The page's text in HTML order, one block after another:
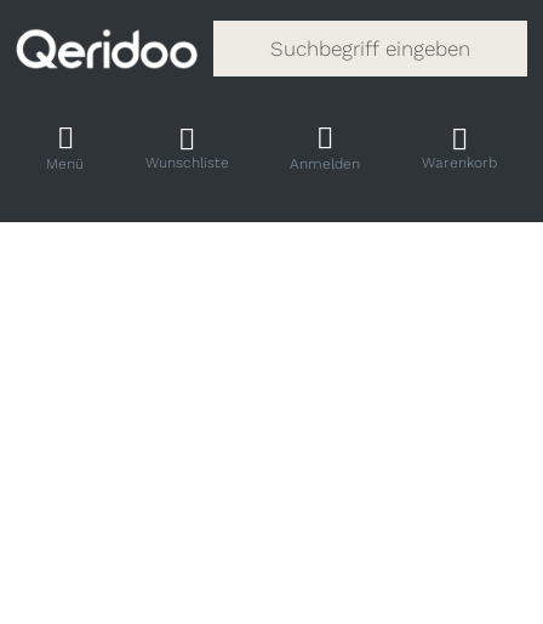
Menü Wunschliste Anmelden Warenkorb